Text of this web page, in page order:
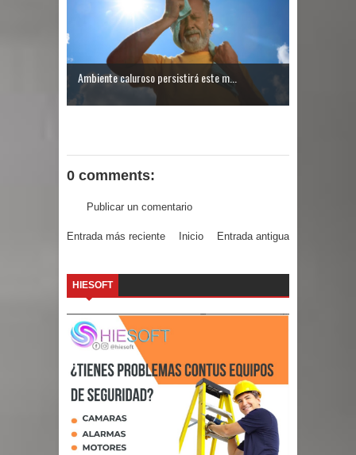
reformas al nuevo Código Penal
Nicaragua responde a RD tras
condena a Daniel Ortega por
afirmaciones sobre comicios
matar esposos y herir a dos
Ambiente caluroso persistirá este m...
0 comments:
Publicar un comentario
Entrada más reciente Entrada antigua
Inicio
HIESOFT